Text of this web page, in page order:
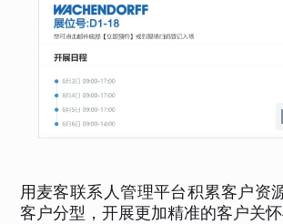
用麦客联系人管理平台积累客户资
客户分型，开展更加精准的客户关